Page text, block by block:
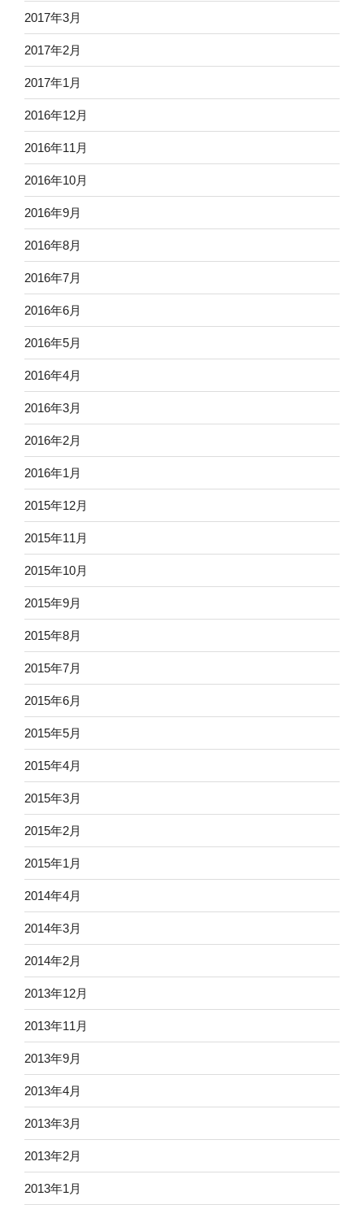
2017年3月
2017年2月
2017年1月
2016年12月
2016年11月
2016年10月
2016年9月
2016年8月
2016年7月
2016年6月
2016年5月
2016年4月
2016年3月
2016年2月
2016年1月
2015年12月
2015年11月
2015年10月
2015年9月
2015年8月
2015年7月
2015年6月
2015年5月
2015年4月
2015年3月
2015年2月
2015年1月
2014年4月
2014年3月
2014年2月
2013年12月
2013年11月
2013年9月
2013年4月
2013年3月
2013年2月
2013年1月